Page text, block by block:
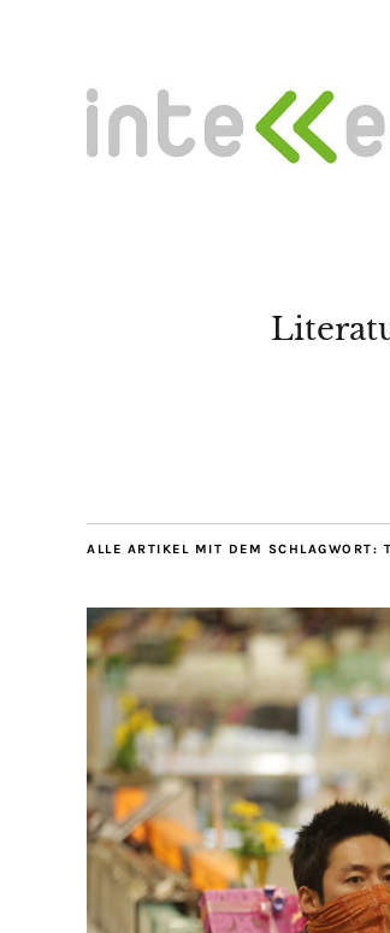
ALLE ARTIKEL MIT DEM SCHLAGWORT: